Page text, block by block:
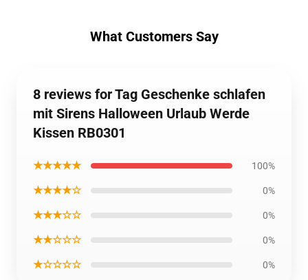
What Customers Say
8 reviews for Tag Geschenke schlafen
mit Sirens Halloween Urlaub Werde
Kissen RB0301
★★★★★ 100%
★★★★☆ 0%
★★★☆☆ 0%
★★☆☆☆ 0%
★☆☆☆☆ 0%